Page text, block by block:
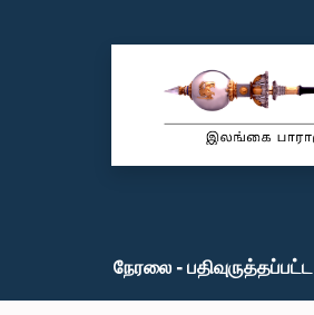
நேரலை - பதிவுருத்தப்பட்ட